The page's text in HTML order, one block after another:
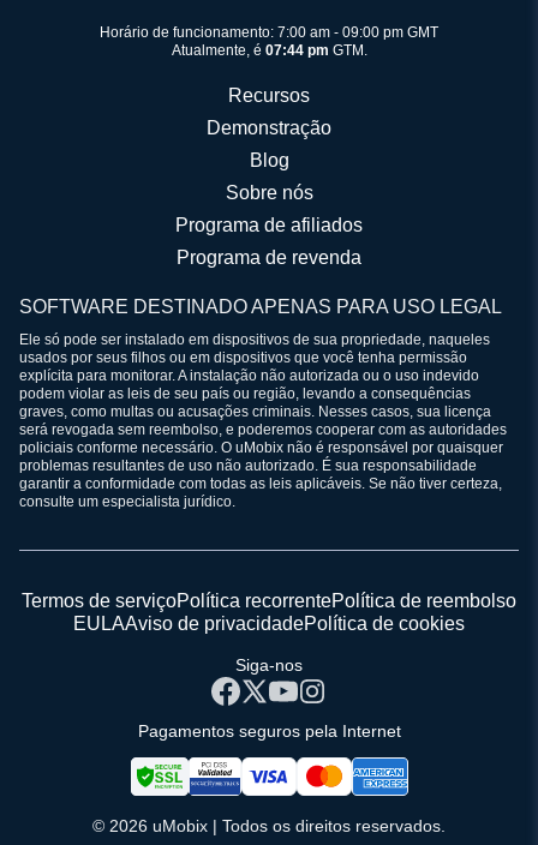
Horário de funcionamento: 7:00 am - 09:00 pm GMT
Atualmente, é 07:44 pm GTM.
Recursos
Demonstração
Blog
Sobre nós
Programa de afiliados
Programa de revenda
SOFTWARE DESTINADO APENAS PARA USO LEGAL
Ele só pode ser instalado em dispositivos de sua propriedade, naqueles
usados por seus filhos ou em dispositivos que você tenha permissão
explícita para monitorar. A instalação não autorizada ou o uso indevido
podem violar as leis de seu país ou região, levando a consequências
graves, como multas ou acusações criminais. Nesses casos, sua licença
será revogada sem reembolso, e poderemos cooperar com as autoridades
policiais conforme necessário. O uMobix não é responsável por quaisquer
problemas resultantes de uso não autorizado. É sua responsabilidade
garantir a conformidade com todas as leis aplicáveis. Se não tiver certeza,
consulte um especialista jurídico.
Termos de serviçoPolítica recorrentePolítica de reembolso
EULAAviso de privacidadePolítica de cookies
Siga-nos
Pagamentos seguros pela Internet
© 2026 uMobix | Todos os direitos reservados.